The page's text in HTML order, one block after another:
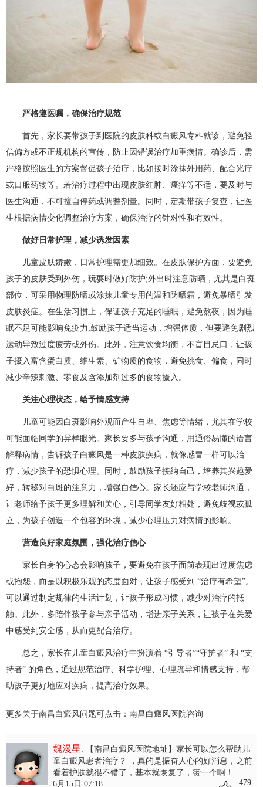
严格遵医嘱，确保治疗规范​
首先，家长要带孩子到医院的皮肤科或白癜风专科就诊，避免轻
信偏方或不正规机构的宣传，防止因错误治疗加重病情。确诊后，需
严格按照医生的方案督促孩子治疗，比如按时涂抹外用药、配合光疗
或口服药物等。若治疗过程中出现皮肤红肿、瘙痒等不适，要及时与
医生沟通，不可擅自停药或调整剂量。同时，定期带孩子复查，让医
生根据病情变化调整治疗方案，确保治疗的针对性和有效性。​
做好日常护理，减少诱发因素​
儿童皮肤娇嫩，日常护理需更加细致。在皮肤保护方面，要避免
孩子的皮肤受到外伤，玩耍时做好防护;外出时注意防晒，尤其是白斑
部位，可采用物理防晒或涂抹儿童专用的温和防晒霜，避免暴晒引发
皮肤炎症。在生活习惯上，保证孩子充足的睡眠，避免熬夜，因为睡
眠不足可能影响免疫力;鼓励孩子适当运动，增强体质，但要避免剧烈
运动导致过度疲劳或外伤。此外，注意饮食均衡，不盲目忌口，让孩
子摄入富含蛋白质、维生素、矿物质的食物，避免挑食、偏食，同时
减少辛辣刺激、零食及含添加剂过多的食物摄入。​
关注心理状态，给予情感支持​
儿童可能因白斑影响外观而产生自卑、焦虑等情绪，尤其在学校
可能面临同学的异样眼光。家长要多与孩子沟通，用通俗易懂的语言
解释病情，告诉孩子白癜风是一种皮肤疾病，就像感冒一样可以治
疗，减少孩子的恐惧心理。同时，鼓励孩子接纳自己，培养其兴趣爱
好，转移对白斑的注意力，增强自信心。家长还应与学校老师沟通，
让老师给予孩子更多理解和关心，引导同学友好相处，避免歧视或孤
立，为孩子创造一个包容的环境，减少心理压力对病情的影响。​
营造良好家庭氛围，强化治疗信心​
家长自身的心态会影响孩子，要避免在孩子面前表现出过度焦虑
或抱怨，而是以积极乐观的态度面对，让孩子感受到 “治疗有希望”。
可以通过制定规律的生活计划，让孩子形成习惯，减少对治疗的抵
触。此外，多陪伴孩子参与亲子活动，增进亲子关系，让孩子在关爱
中感受到安全感，从而更配合治疗。​
总之，家长在儿童白癜风治疗中扮演着 “引导者”“守护者” 和 “支
持者” 的角色，通过规范治疗、科学护理、心理疏导和情感支持，帮
助孩子更好地应对疾病，提高治疗效果。​
更多关于南昌白癜风问题可点击： 南昌白癜风医院咨询
魏漫星 : 【南昌白癜风医院地址】家长可以怎么帮助儿
童白癜风患者治疗？
，真的是振奋人心的好消息，之前
看着护肤就很不错了，基本就恢复了，赞一个啊！
6月15日 07:18
479